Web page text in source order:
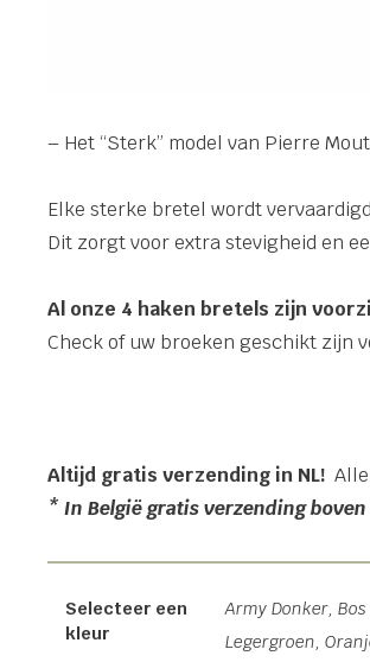
– Het “Sterk” model van Pierre
Elke sterke bretel wordt
Dit zorgt voor extra stevigheid en
Al onze 4 haken bretels zijn
Check of uw broeken geschikt zijn
Altijd gratis verzending in NL!
* In België gratis verzending boven
Selecteer een
kleur
Army Donker,
Legergroen,